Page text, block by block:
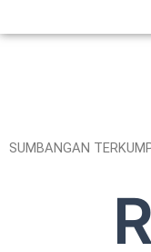
SUMBANGAN